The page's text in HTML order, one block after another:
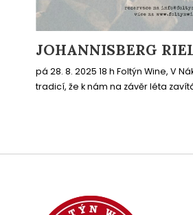
JOHANNISBERG
pá 28. 8. 2025 18 h Foltýn Wine, V
tradicí, že k nám na závěr léta